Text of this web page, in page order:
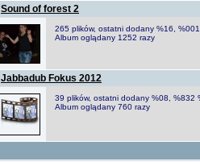
Sound of forest 2
265 plików, ostatni dodany %16,
Album oglądany 1252 razy
Jabbadub Fokus 2012
39 plików, ostatni dodany %08, %832
Album oglądany 760 razy